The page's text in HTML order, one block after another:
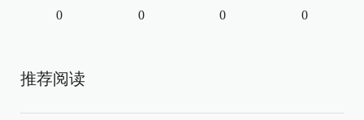
0 0 0 0
推荐阅读